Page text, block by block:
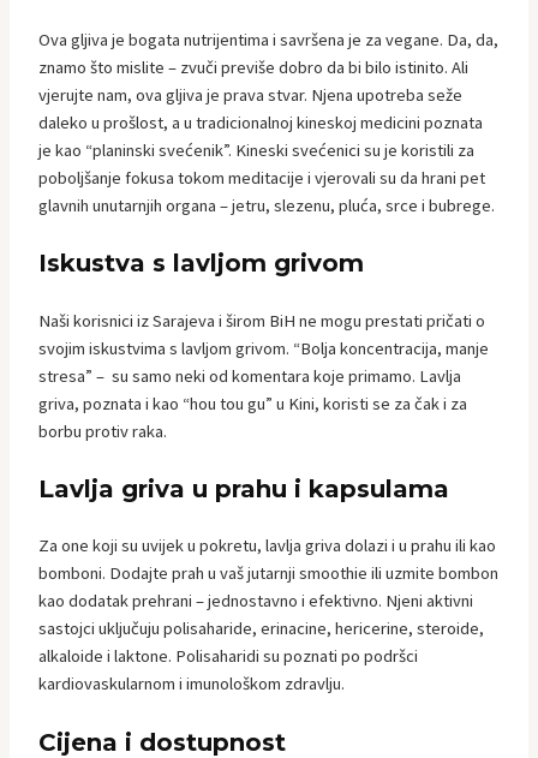
Ova gljiva je bogata nutrijentima i savršena je za vegane. Da, da,
znamo što mislite – zvuči previše dobro da bi bilo istinito. Ali
vjerujte nam, ova gljiva je prava stvar. Njena upotreba seže
daleko u prošlost, a u tradicionalnoj kineskoj medicini poznata
je kao “planinski svećenik”. Kineski svećenici su je koristili za
poboljšanje fokusa tokom meditacije i vjerovali su da hrani pet
glavnih unutarnjih organa – jetru, slezenu, pluća, srce i bubrege.
Iskustva s lavljom grivom
Naši korisnici iz Sarajeva i širom BiH ne mogu prestati pričati o
svojim iskustvima s lavljom grivom. “Bolja koncentracija, manje
stresa” – su samo neki od komentara koje primamo. Lavlja
griva, poznata i kao “hou tou gu” u Kini, koristi se za čak i za
borbu protiv raka.
Lavlja griva u prahu i kapsulama
Za one koji su uvijek u pokretu, lavlja griva dolazi i u prahu ili kao
bomboni. Dodajte prah u vaš jutarnji smoothie ili uzmite bombon
kao dodatak prehrani – jednostavno i efektivno. Njeni aktivni
sastojci uključuju polisaharide, erinacine, hericerine, steroide,
alkaloide i laktone. Polisaharidi su poznati po podršci
kardiovaskularnom i imunološkom zdravlju.
Cijena i dostupnost